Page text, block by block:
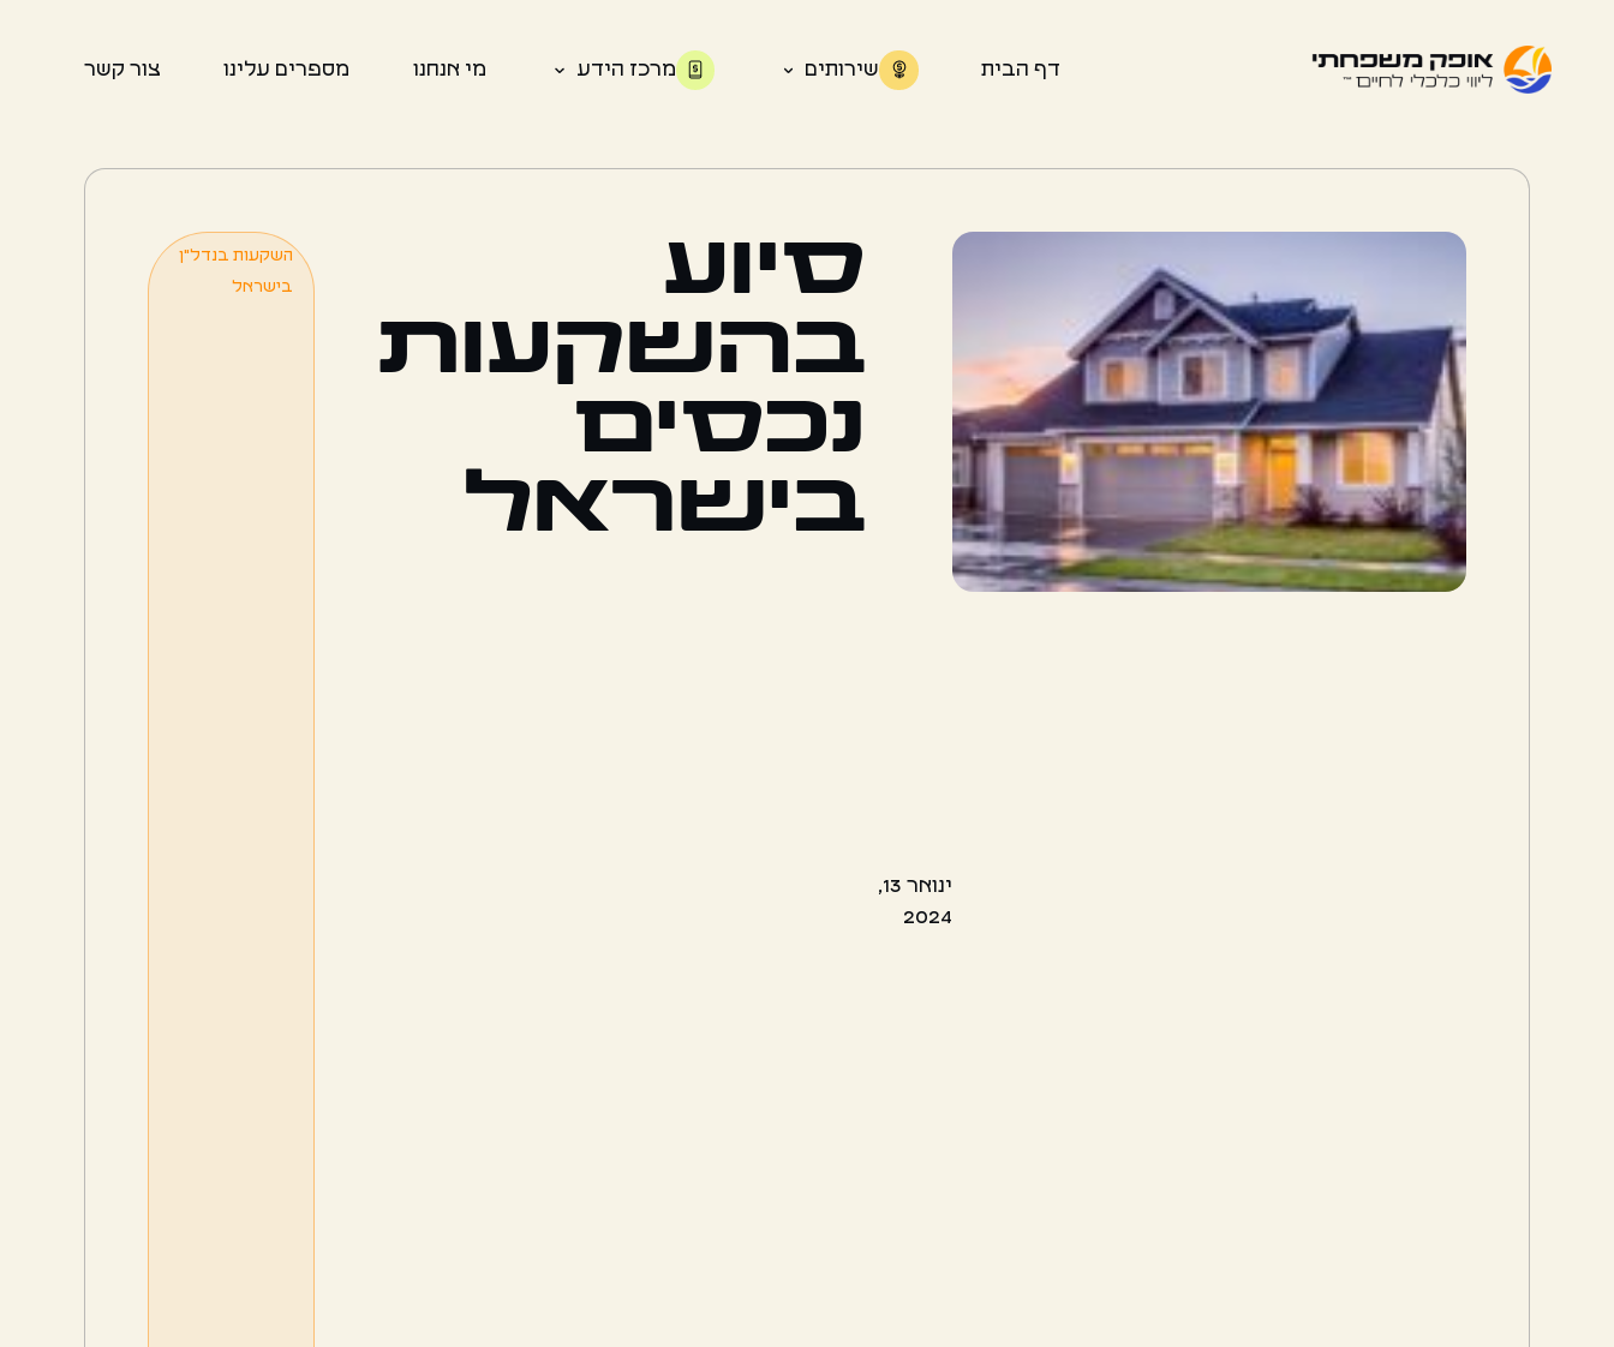
דף הבית שירותים מרכז הידע מי אנחנו מספרים עלינו צור קשר
ינואר 13,
2024
סיוע
בהשקעות
נכסים
בישראל
השקעות בנדל"ן
בישראל